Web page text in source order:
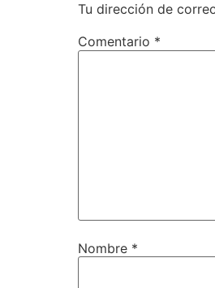
Tu dirección de
Comentario *
Nombre *